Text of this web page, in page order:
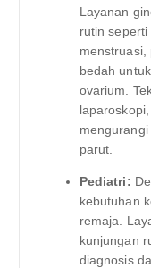
Layanan
rutin
bedah
ovarium.
parut.
Pediatri:
kebutuhan
remaja.
kunjungan
diagnosis